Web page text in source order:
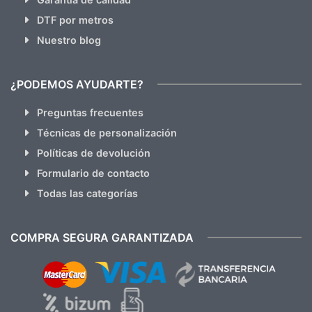
DTF por metros
Nuestro blog
¿PODEMOS AYUDARTE?
Preguntas frecuentes
Técnicas de personalización
Políticas de devolución
Formulario de contacto
Todas las categorías
COMPRA SEGURA GARANTIZADA